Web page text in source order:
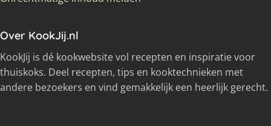
Over KookJij.nl
KookJij is dé kookwebsite vol recepten en inspiratie voor
thuiskoks. Deel recepten, tips en kooktechnieken met
andere bezoekers en vind gemakkelijk een heerlijk gerecht.